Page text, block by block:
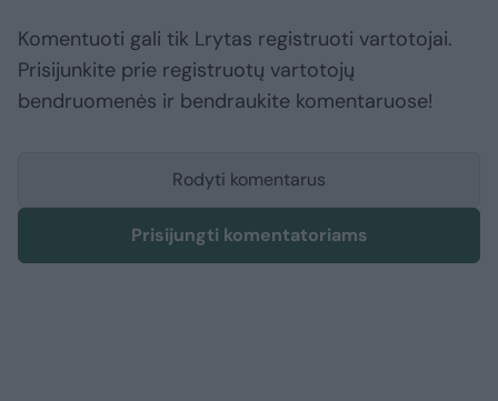
Komentuoti gali tik Lrytas registruoti vartotojai.
Prisijunkite prie registruotų vartotojų
bendruomenės ir bendraukite komentaruose!
Rodyti komentarus
Prisijungti komentatoriams